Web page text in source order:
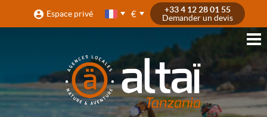
Espace privé €
+33 4 12 28 01 55
Demander un devis